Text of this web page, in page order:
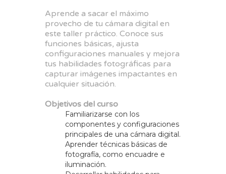
Aprende a sacar el máximo
provecho de tu cámara digital en
este taller práctico. Conoce sus
funciones básicas, ajusta
configuraciones manuales y mejora
tus habilidades fotográficas para
capturar imágenes impactantes en
cualquier situación.
Objetivos del curso
Familiarizarse con los
componentes y configuraciones
principales de una cámara digital.
Aprender técnicas básicas de
fotografía, como encuadre e
iluminación.